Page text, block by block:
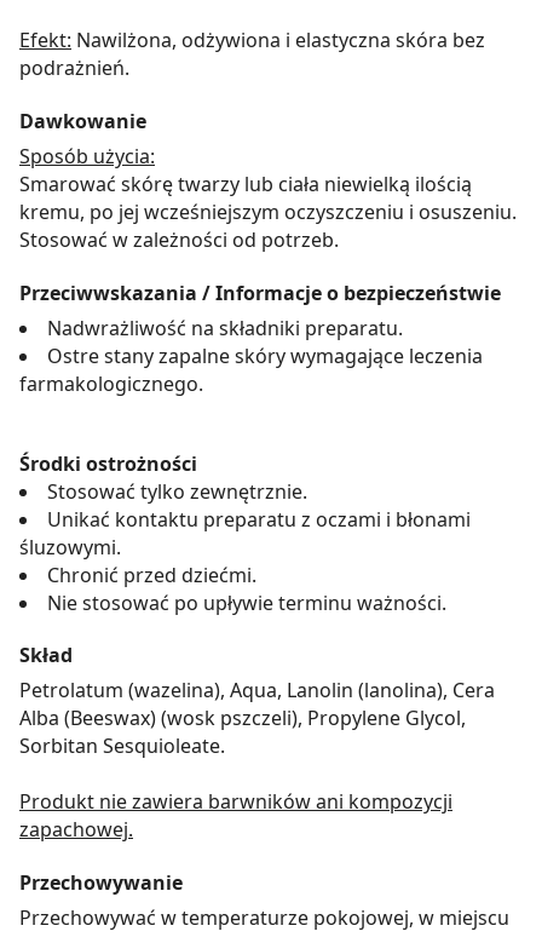
Efekt: Nawilżona, odżywiona i elastyczna skóra bez
podrażnień.
Dawkowanie
Sposób użycia:
Smarować skórę twarzy lub ciała niewielką ilością
kremu, po jej wcześniejszym oczyszczeniu i osuszeniu.
Stosować w zależności od potrzeb.
Przeciwwskazania / Informacje o bezpieczeństwie
Nadwrażliwość na składniki preparatu.
Ostre stany zapalne skóry wymagające leczenia
farmakologicznego.
Środki ostrożności
Stosować tylko zewnętrznie.
Unikać kontaktu preparatu z oczami i błonami
śluzowymi.
Chronić przed dziećmi.
Nie stosować po upływie terminu ważności.
Skład
Petrolatum (wazelina), Aqua, Lanolin (lanolina), Cera
Alba (Beeswax) (wosk pszczeli), Propylene Glycol,
Sorbitan Sesquioleate.
Produkt nie zawiera barwników ani kompozycji
zapachowej.
Przechowywanie
Przechowywać w temperaturze pokojowej, w miejscu